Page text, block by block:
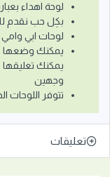
لوحة اهداء
بكِل حب نقدم
لوحات ابي وامي
يمكنك وضعها
يمكنك
وجهين
تتوفر اللوحات
تعليقات